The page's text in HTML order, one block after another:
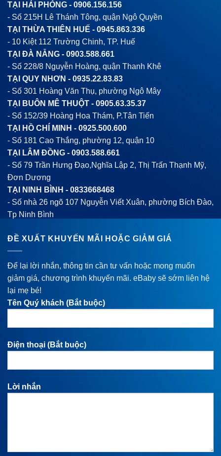
TẠI HẢI PHÒNG - 0906.156.156
- Số 215H Lê Thánh Tông, quận Ngô Quyền
TẠI THỪA THIÊN HUẾ - 0945.863.336
- 10 Kiệt 112 Trường Chinh, TP. Huế
TẠI ĐÀ NẴNG - 0903.588.661
- Số 228/8 Nguyễn Hoàng, quận Thanh Khê
TẠI QUY NHƠN - 0935.22.83.83
- Số 301 Hoàng Văn Thụ, phường Ngô Mây
TẠI BUÔN MÊ THUỘT - 0905.63.35.37
- Số 152/39 Hoàng Hoa Thám, P.Tân Tiến
TẠI HỒ CHÍ MINH - 0925.500.600
- Số 181 Cao Thắng, phường 12, quận 10
TẠI LÂM ĐỒNG - 0903.588.661
- Số 79 Trần Hưng Đạo,Nghĩa Lập 2, Thị Trấn Thạnh Mỹ,
Đơn Dương
TẠI NINH BÌNH - 0833668468
- Số nhà 26 ngõ 107 Nguyễn Viết Xuân, phường Bích Đào,
Tp Ninh Bình
ĐỀ XUẤT KHUYẾN MÃI HOẶC GIẢM GIÁ
Để lại lời nhắn, thông tin cần tư vấn hoặc mong muốn
giảm giá, chương trình khuyến mãi. eBaby sẽ sớm liện hệ
lại mẹ bé!
Tên Quý khách (Bắt buộc)
Điện thoại (Bắt buộc)
Lời nhắn